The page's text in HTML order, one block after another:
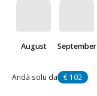
August September
Andà solu da € 102